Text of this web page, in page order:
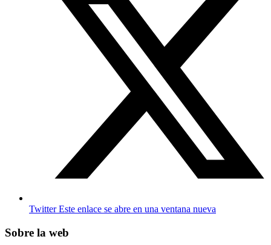
TwitterEste enlace se abre en una ventana nueva
Sobre la web